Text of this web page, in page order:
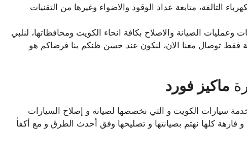
التالفة، متابعة عداد الوقود والاضواء وغيرها من التقنيات
الصيانة والاصلاح بكافة انحاء الكويت ومحافظاتها، لنلبي
فقط توصال معنا الان، لنكون عند حسن ظنكم بنا فرضاكم هو
ماكيز فورد
سيارات الكويت و التي نخصصها لصيانة و إصلاح السيارات
و فارهة كلها نهتم بصيانتها و تصليحها وفق أحدث الطرق و مع أكفأ